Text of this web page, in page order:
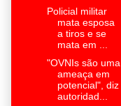
Policial militar
mata esposa
a tiros e se
mata em ...
"OVNIs são uma
ameaça em
potencial", diz
autoridad...